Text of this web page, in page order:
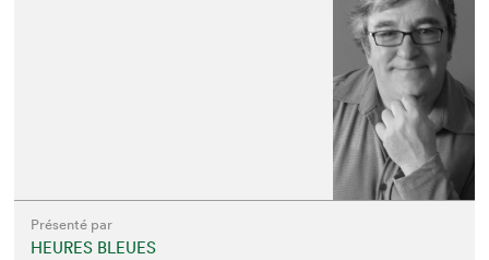
Présenté par
HEURES BLEUES